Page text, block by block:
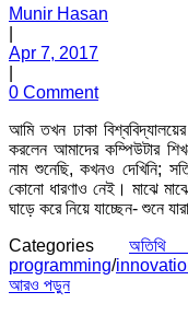
Munir Hasan
Apr 7, 2017
0 Comment
আমি তখন ঢাকা
করলেন আমাদের কম্পিউটার
নাম শুনেছি, কখনও দেখিনি;
কোনো ধারণাও নেই। মাঝে
ঘাড়ে করে নিয়ে যাচ্ছেন- শুনে
Categories
অতিথি
programming/
আরও পড়ুন